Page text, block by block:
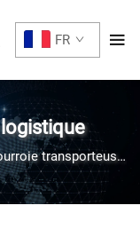
FR
transporteuse logistique